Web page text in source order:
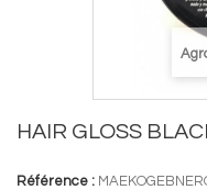
HAIR GLOSS
Référence :